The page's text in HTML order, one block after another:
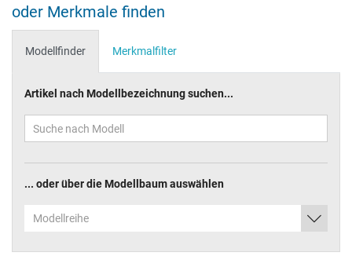
oder Merkmale finden
Modellfinder Merkmalfilter
Artikel nach Modellbezeichnung suchen...
... oder über die Modellbaum auswählen
Modellreihe